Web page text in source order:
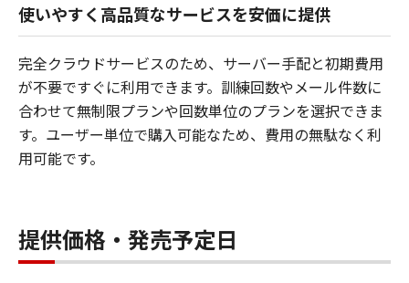
使いやすく高品質なサービスを安価に提供
完全クラウドサービスのため、サーバー手配と初期費用
が不要ですぐに利用できます。訓練回数やメール件数に
合わせて無制限プランや回数単位のプランを選択できま
す。ユーザー単位で購入可能なため、費用の無駄なく利
用可能です。
提供価格・発売予定日